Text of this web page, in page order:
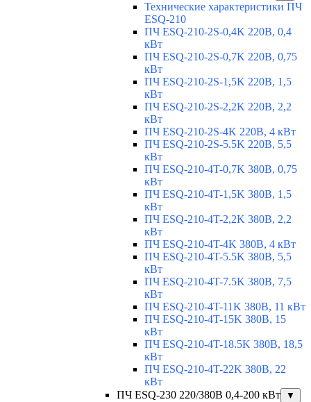
Технические характеристики ПЧ
ESQ-210
ПЧ ESQ-210-2S-0,4K 220В, 0,4
кВт
ПЧ ESQ-210-2S-0,7K 220В, 0,75
кВт
ПЧ ESQ-210-2S-1,5K 220В, 1,5
кВт
ПЧ ESQ-210-2S-2,2K 220В, 2,2
кВт
ПЧ ESQ-210-2S-4K 220В, 4 кВт
ПЧ ESQ-210-2S-5.5K 220В, 5,5
кВт
ПЧ ESQ-210-4T-0,7K 380В, 0,75
кВт
ПЧ ESQ-210-4T-1,5K 380В, 1,5
кВт
ПЧ ESQ-210-4T-2,2K 380В, 2,2
кВт
ПЧ ESQ-210-4T-4K 380В, 4 кВт
ПЧ ESQ-210-4T-5.5K 380В, 5,5
кВт
ПЧ ESQ-210-4T-7.5K 380В, 7,5
кВт
ПЧ ESQ-210-4T-11K 380В, 11 кВт
ПЧ ESQ-210-4T-15K 380В, 15
кВт
ПЧ ESQ-210-4T-18.5K 380В, 18,5
кВт
ПЧ ESQ-210-4T-22K 380В, 22
кВт
ПЧ ESQ-230 220/380В 0,4-200 кВт
▼